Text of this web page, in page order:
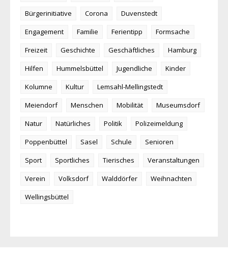
Bürgerinitiative
Corona
Duvenstedt
Engagement
Familie Ferientipp
Formsache
Freizeit
Geschichte Geschäftliches
Hamburg
Hilfen
Hummelsbüttel Jugendliche
Kinder
Kolumne
Kultur
Lemsahl-Mellingstedt
Meiendorf
Menschen Mobilität
Museumsdorf
Natur
Natürliches Politik
Polizeimeldung
Poppenbüttel
Sasel Schule
Senioren
Sport
Sportliches Tierisches
Veranstaltungen
Verein
Volksdorf Walddörfer
Weihnachten
Wellingsbüttel